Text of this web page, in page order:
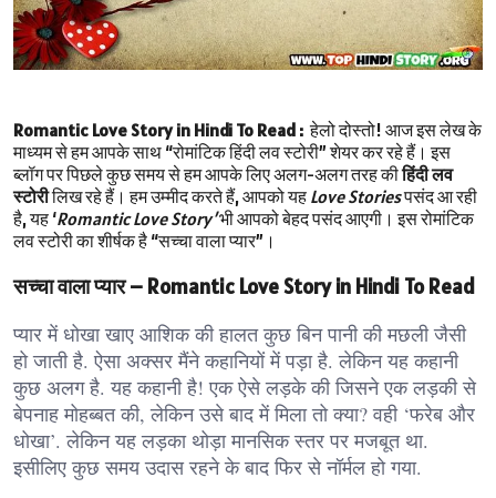
Romantic Love Story in Hindi To Read :हेलो दोस्तो! आज इस लेख के
माध्यम से हम आपके साथ “रोमांटिक हिंदी लव स्टोरी” शेयर कर रहे हैं। इस
ब्लॉग पर पिछले कुछ समय से हम आपके लिए अलग-अलग तरह कीहिंदी लव
स्टोरीलिख रहे हैं। हम उम्मीद करते हैं, आपको यह Love Storiesपसंद आ रही
है, यह ‘Romantic Love Story’भी आपको बेहद पसंद आएगी। इस रोमांटिक
लव स्टोरी का शीर्षक है “सच्चा वाला प्यार”।
सच्चा वाला प्यार – Romantic Love Story in Hindi To Read
प्यार में धोखा खाए आशिक की हालत कुछ बिन पानी की मछली जैसी
हो जाती है. ऐसा अक्सर मैंने कहानियों में पड़ा है. लेकिन यह कहानी
कुछ अलग है. यह कहानी है! एक ऐसे लड़के की जिसने एक लड़की से
बेपनाह मोहब्बत की, लेकिन उसे बाद में मिला तो क्या? वही ‘फरेब और
धोखा’. लेकिन यह लड़का थोड़ा मानसिक स्तर पर मजबूत था.
इसीलिए कुछ समय उदास रहने के बाद फिर से नॉर्मल हो गया.